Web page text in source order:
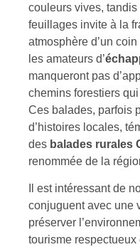
couleurs vives, tandis
feuillages invite à la
atmosphère d’un
les amateurs d’
manqueront pas
chemins forestiers
Ces balades, parfois
d’histoires locales,
des balades rurales
renommée de la
Il est intéressant de
conjuguent avec une
préserver
tourisme